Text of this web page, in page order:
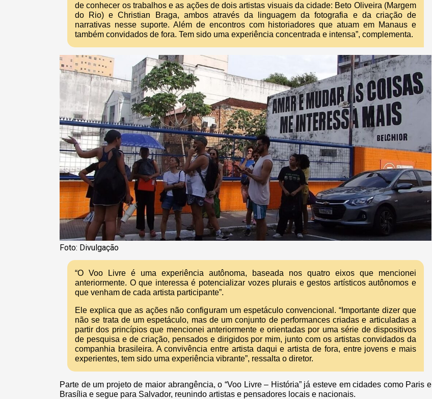
de conhecer os trabalhos e as ações de dois artistas visuais da cidade: Beto Oliveira (Margem
do Rio) e Christian Braga, ambos através da linguagem da fotografia e da criação de
narrativas nesse suporte. Além de encontros com historiadores que atuam em Manaus e
também convidados de fora. Tem sido uma experiência concentrada e intensa”, complementa.
Foto: Divulgação
“O Voo Livre é uma experiência autônoma, baseada nos quatro eixos que mencionei
anteriormente. O que interessa é potencializar vozes plurais e gestos artísticos autônomos e
que venham de cada artista participante”.
Ele explica que as ações não configuram um espetáculo convencional. “Importante dizer que
não se trata de um espetáculo, mas de um conjunto de performances criadas e articuladas a
partir dos princípios que mencionei anteriormente e orientadas por uma série de dispositivos
de pesquisa e de criação, pensados e dirigidos por mim, junto com os artistas convidados da
companhia brasileira. A convivência entre artista daqui e artista de fora, entre jovens e mais
experientes, tem sido uma experiência vibrante”, ressalta o diretor.
Parte de um projeto de maior abrangência, o “Voo Livre – História” já esteve em cidades como Paris e
Brasília e segue para Salvador, reunindo artistas e pensadores locais e nacionais.